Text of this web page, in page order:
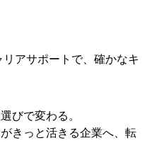
アサポートで、 確かなキ
びで変わる。
きっと活きる企業へ、転